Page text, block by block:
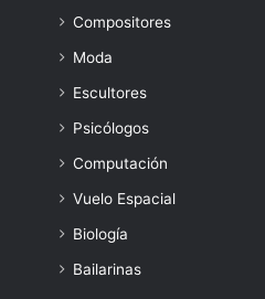
Compositores
Moda
Escultores
Psicólogos
Computación
Vuelo Espacial
Biología
Bailarinas